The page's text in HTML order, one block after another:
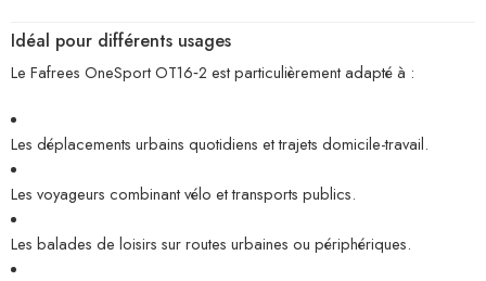
Idéal pour différents usages
Le Fafrees OneSport OT16‑2 est particulièrement adapté à :
Les déplacements urbains quotidiens et trajets domicile-travail.
Les voyageurs combinant vélo et transports publics.
Les balades de loisirs sur routes urbaines ou périphériques.